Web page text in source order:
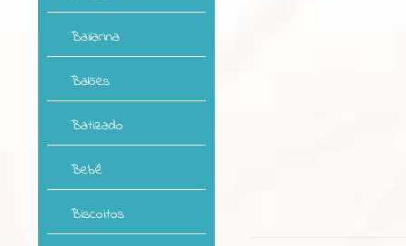
Bailarina
Balões
Batizado
Bebê
Biscoitos